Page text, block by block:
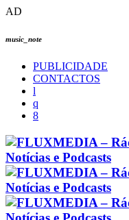
AD
music_note
PUBLICIDADE
CONTACTOS